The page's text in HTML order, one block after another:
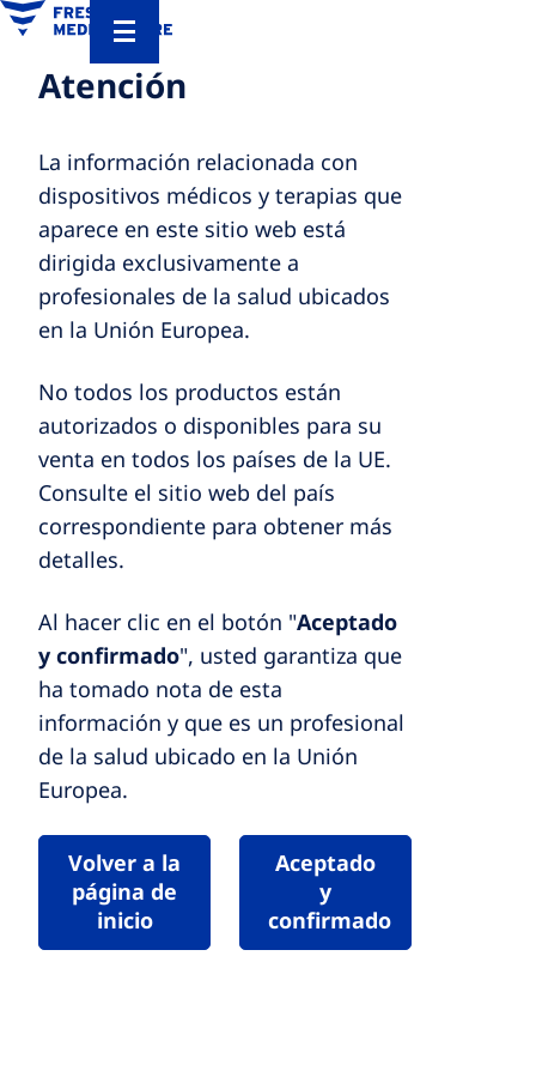
Atención
La información relacionada con
dispositivos médicos y terapias que
aparece en este sitio web está
dirigida exclusivamente a
profesionales de la salud ubicados
en la Unión Europea.
No todos los productos están
autorizados o disponibles para su
venta en todos los países de la UE.
Consulte el sitio web del país
correspondiente para obtener más
detalles.
Al hacer clic en el botón "Aceptado
y confirmado", usted garantiza que
ha tomado nota de esta
información y que es un profesional
de la salud ubicado en la Unión
Europea.
Volver a la
página de
inicio
Aceptado
y
confirmado